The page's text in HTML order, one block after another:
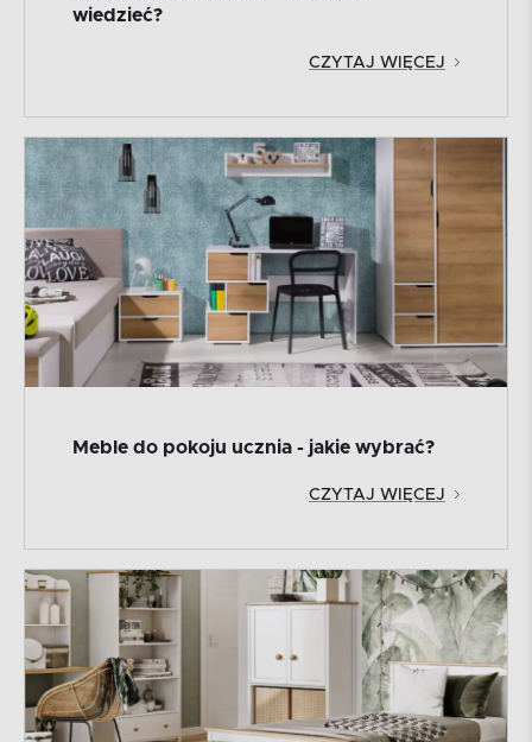
wiedzieć?
CZYTAJ WIĘCEJ
Meble do pokoju ucznia - jakie wybrać?
CZYTAJ WIĘCEJ